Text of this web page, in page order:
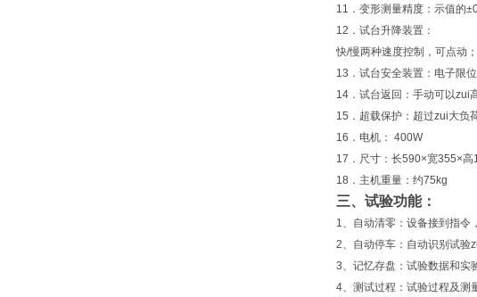
11．变形测量精度：示值的
12．试台升降装置：
快/慢两种速度控制，可点动；
13．试台安全装置：电子限
14．试台返回：手动可以zui
15．超载保护：超过zui大负
16．电机： 400W
17．尺寸：长590×宽355×高
18．主机重量：约75kg
三、试验功能：
1、自动清零：设备接到指令
2、自动停车：自动识别试验
3、记忆存盘：试验数据和实
4、测试过程：试验过程及测